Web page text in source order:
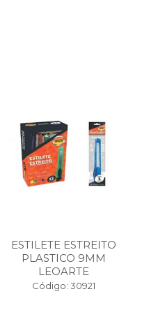
ESTILETE ESTREITO
PLASTICO 9MM
LEOARTE
Código: 30921